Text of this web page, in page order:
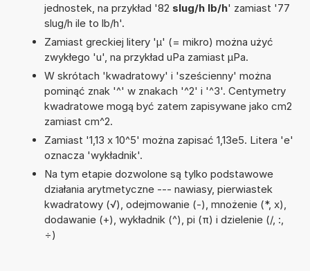
jednostek, na przykład '82 slug/h lb/h' zamiast '77
slug/h ile to lb/h'.
Zamiast greckiej litery 'µ' (= mikro) można użyć
zwykłego 'u', na przykład uPa zamiast µPa.
W skrótach 'kwadratowy' i 'sześcienny' można
pominąć znak '^' w znakach '^2' i '^3'. Centymetry
kwadratowe mogą być zatem zapisywane jako cm2
zamiast cm^2.
Zamiast '1,13 x 10^5' można zapisać 1,13e5. Litera 'e'
oznacza 'wykładnik'.
Na tym etapie dozwolone są tylko podstawowe
działania arytmetyczne --- nawiasy, pierwiastek
kwadratowy (√), odejmowanie (-), mnożenie (*, x),
dodawanie (+), wykładnik (^), pi (π) i dzielenie (/, :,
÷)